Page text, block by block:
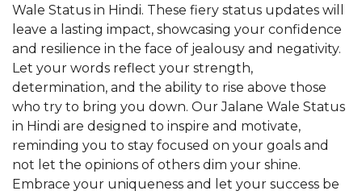
Wale Status in Hindi. These fiery status updates will
leave a lasting impact, showcasing your confidence
and resilience in the face of jealousy and negativity.
Let your words reflect your strength,
determination, and the ability to rise above those
who try to bring you down. Our Jalane Wale Status
in Hindi are designed to inspire and motivate,
reminding you to stay focused on your goals and
not let the opinions of others dim your shine.
Embrace your uniqueness and let your success be